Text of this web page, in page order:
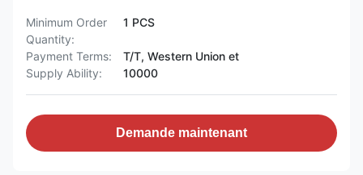
Minimum Order
Quantity:
1 PCS
Payment Terms:
T/T, Western Union et
Supply Ability:
10000
Demande maintenant